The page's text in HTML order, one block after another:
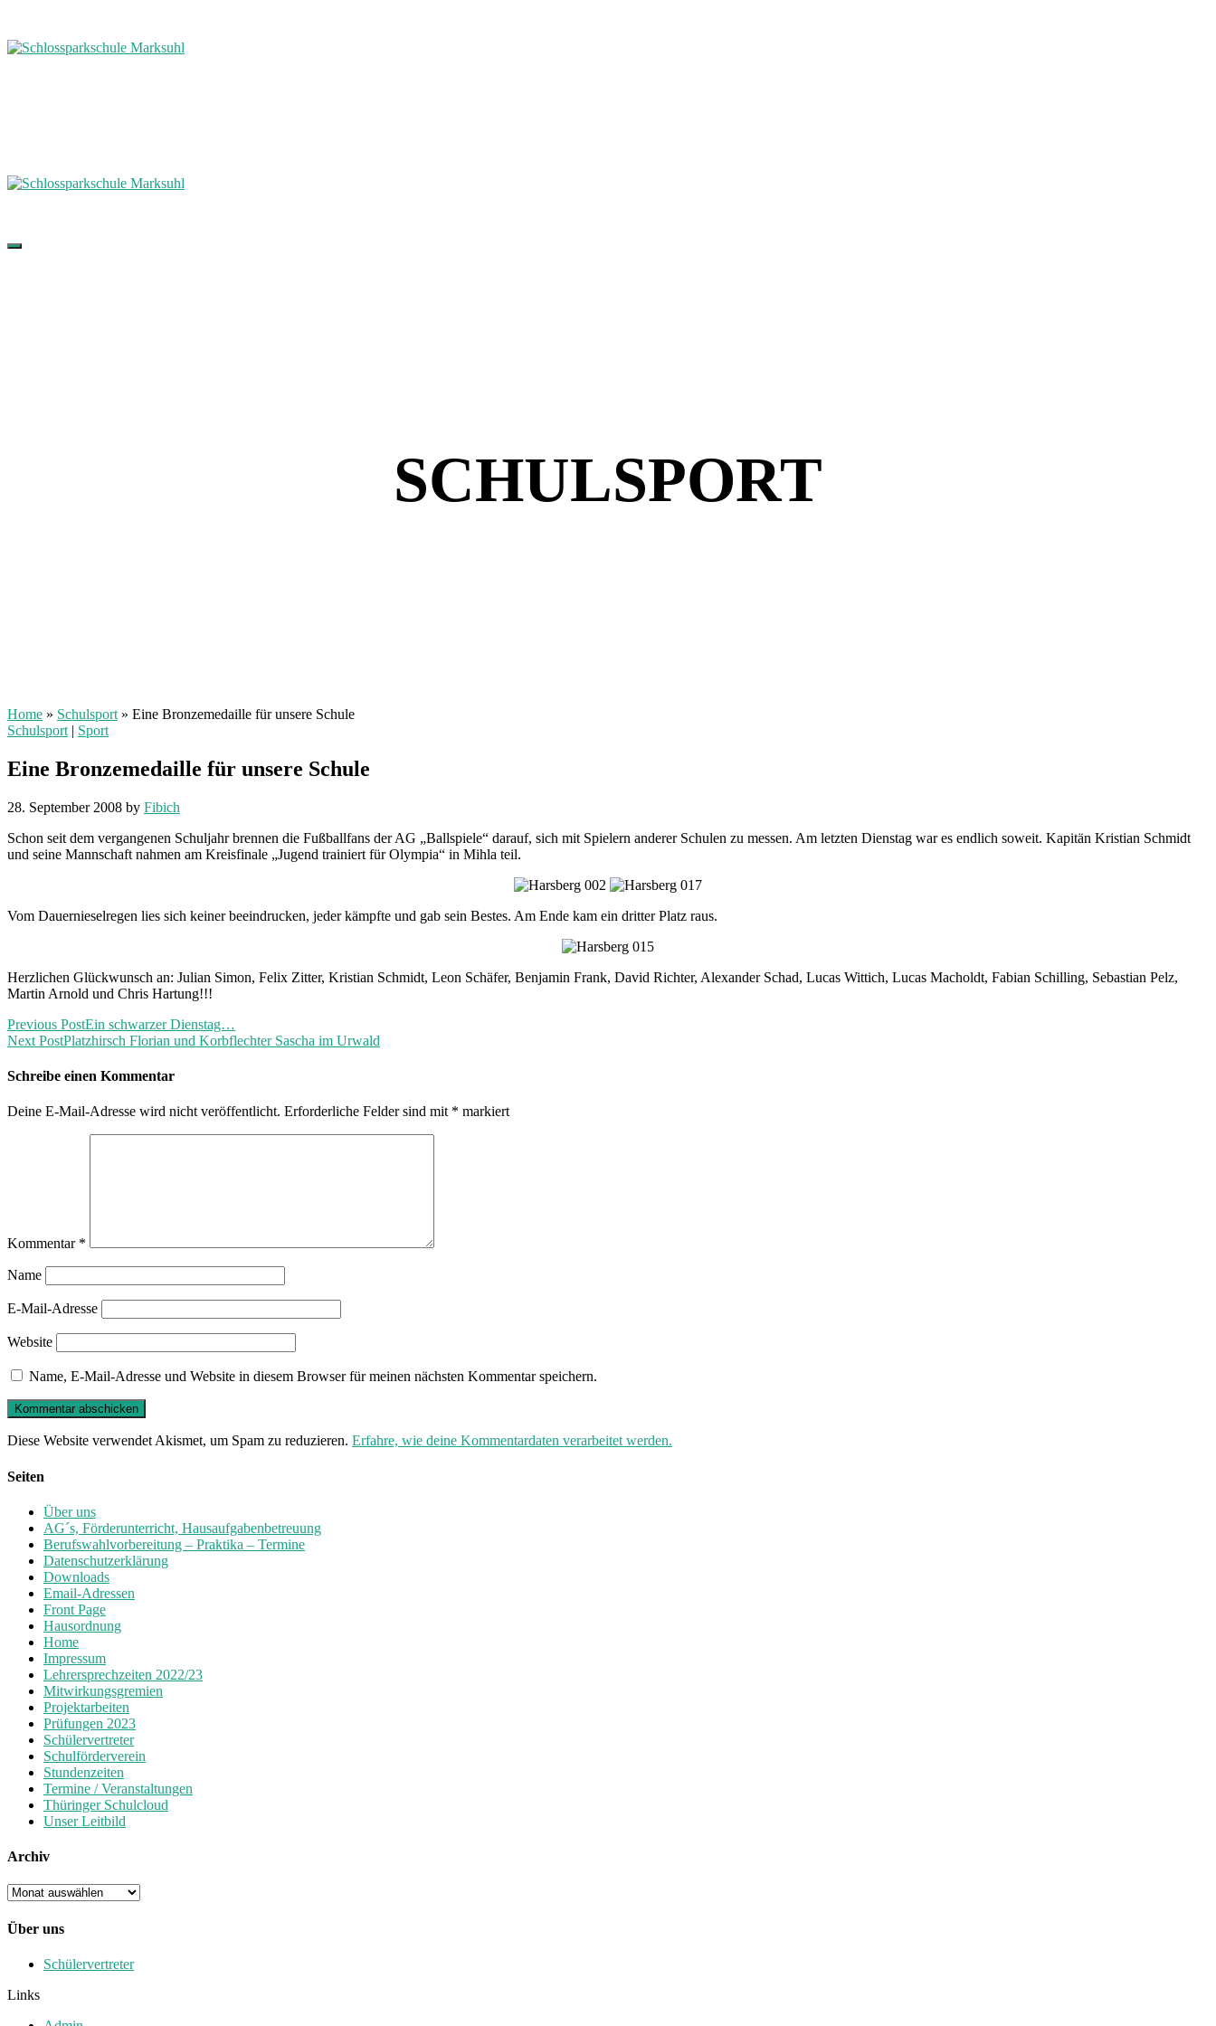
SCHULSPORT
Home » Schulsport » Eine Bronzemedaille für unsere Schule
Schulsport | Sport
Eine Bronzemedaille für unsere Schule
28. September 2008 by Fibich
Schon seit dem vergangenen Schuljahr brennen die Fußballfans der AG „Ballspiele“ darauf, sich mit Spielern anderer Schulen zu messen. Am letzten Dienstag war es endlich soweit. Kapitän Kristian Schmidt
und seine Mannschaft nahmen am Kreisfinale „Jugend trainiert für Olympia“ in Mihla teil.
Vom Dauernieselregen lies sich keiner beeindrucken, jeder kämpfte und gab sein Bestes. Am Ende kam ein dritter Platz raus.
Herzlichen Glückwunsch an: Julian Simon, Felix Zitter, Kristian Schmidt, Leon Schäfer, Benjamin Frank, David Richter, Alexander Schad, Lucas Wittich, Lucas Macholdt, Fabian Schilling, Sebastian Pelz,
Martin Arnold und Chris Hartung!!!
Previous PostEin schwarzer Dienstag…
Next PostPlatzhirsch Florian und Korbflechter Sascha im Urwald
Schreibe einen Kommentar
Deine E-Mail-Adresse wird nicht veröffentlicht. Erforderliche Felder sind mit * markiert
Kommentar *
Name
E-Mail-Adresse
Website
Name, E-Mail-Adresse und Website in diesem Browser für meinen nächsten Kommentar speichern.
Diese Website verwendet Akismet, um Spam zu reduzieren. Erfahre, wie deine Kommentardaten verarbeitet werden.
Seiten
Über uns
AG´s, Förderunterricht, Hausaufgabenbetreuung
Berufswahlvorbereitung – Praktika – Termine
Datenschutzerklärung
Downloads
Email-Adressen
Front Page
Hausordnung
Home
Impressum
Lehrersprechzeiten 2022/23
Mitwirkungsgremien
Projektarbeiten
Prüfungen 2023
Schülervertreter
Schulförderverein
Stundenzeiten
Termine / Veranstaltungen
Thüringer Schulcloud
Unser Leitbild
Archiv
Archiv
Über uns
Schülervertreter
Links